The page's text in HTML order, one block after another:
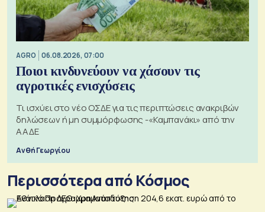
AGRO 06.08.2026, 07:00
Ποιοι κινδυνεύουν να χάσουν τις
αγροτικές ενισχύσεις
Τι ισχύει στο νέο ΟΣΔΕ για τις περιπτώσεις ανακριβών
δηλώσεων ή μη συμμόρφωσης -«Καμπανάκι» από την
ΑΑΔΕ
Ανθή Γεωργίου
Περισσότερα από Κόσμος